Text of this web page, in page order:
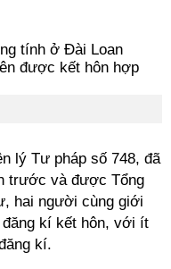
lý Tư pháp số 748, đã
trước và được Tổng
hai người cùng giới
kí kết hôn, với ít
kí.